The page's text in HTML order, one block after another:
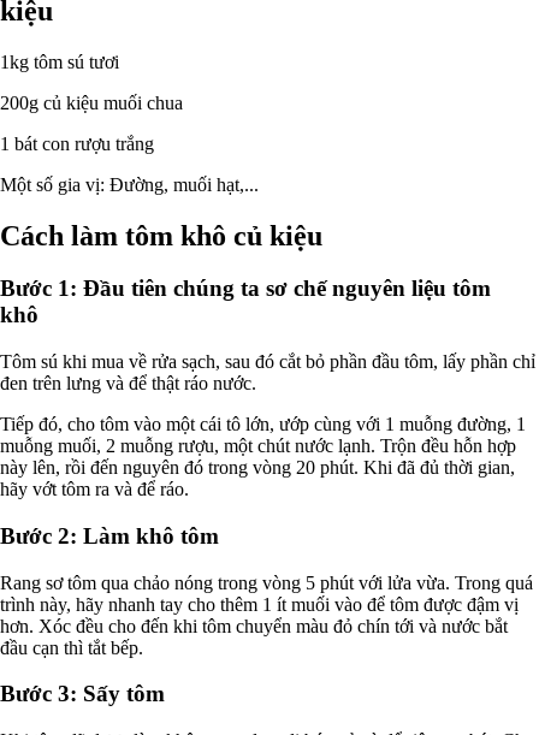
kiệu
1kg tôm sú tươi
200g củ kiệu muối chua
1 bát con rượu trắng
Một số gia vị: Đường, muối hạt,...
Cách làm tôm khô củ kiệu
Bước 1: Đầu tiên chúng ta sơ chế nguyên liệu tôm
khô
Tôm sú khi mua về rửa sạch, sau đó cắt bỏ phần đầu tôm, lấy phần chỉ
đen trên lưng và để thật ráo nước.
Tiếp đó, cho tôm vào một cái tô lớn, ướp cùng với 1 muỗng đường, 1
muỗng muối, 2 muỗng rượu, một chút nước lạnh. Trộn đều hỗn hợp
này lên, rồi đến nguyên đó trong vòng 20 phút. Khi đã đủ thời gian,
hãy vớt tôm ra và để ráo.
Bước 2: Làm khô tôm
Rang sơ tôm qua chảo nóng trong vòng 5 phút với lửa vừa. Trong quá
trình này, hãy nhanh tay cho thêm 1 ít muối vào để tôm được đậm vị
hơn. Xóc đều cho đến khi tôm chuyển màu đỏ chín tới và nước bắt
đầu cạn thì tắt bếp.
Bước 3: Sấy tôm